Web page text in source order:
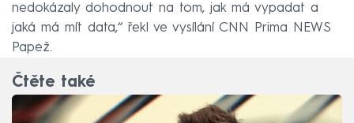
nedokázaly dohodnout na tom, jak má vypadat a
jaká má mít data,“ řekl ve vysílání CNN Prima NEWS
Papež.
Čtěte také